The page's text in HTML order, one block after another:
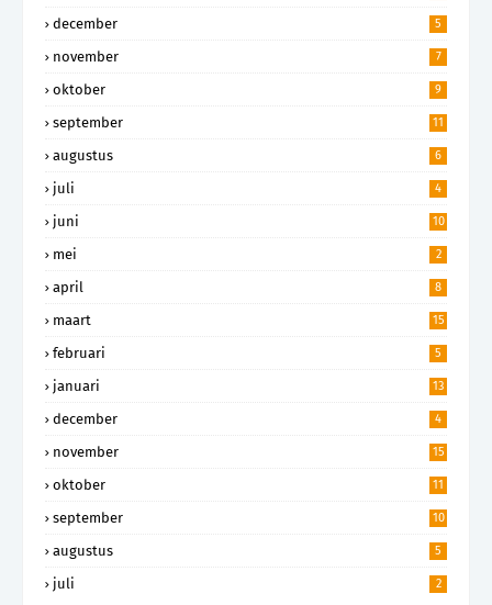
december 5
november 7
oktober 9
september 11
augustus 6
juli 4
juni 10
mei 2
april 8
maart 15
februari 5
januari 13
december 4
november 15
oktober 11
september 10
augustus 5
juli 2